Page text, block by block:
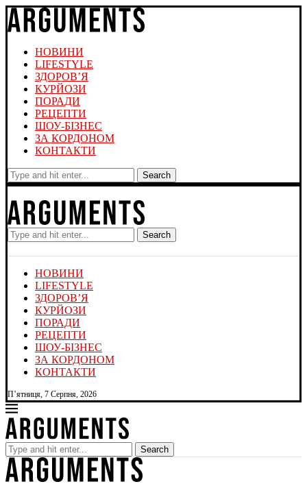
НОВИНИ
LIFESTYLE
ЗДОРОВ’Я
КУРЙОЗИ
ПОРАДИ
РЕЦЕПТИ
ШОУ-БІЗНЕС
ЗА КОРДОНОМ
КОНТАКТИ
Search
Search
НОВИНИ
LIFESTYLE
ЗДОРОВ’Я
КУРЙОЗИ
ПОРАДИ
РЕЦЕПТИ
ШОУ-БІЗНЕС
ЗА КОРДОНОМ
КОНТАКТИ
П’ятниця, 7 Серпня, 2026
Search